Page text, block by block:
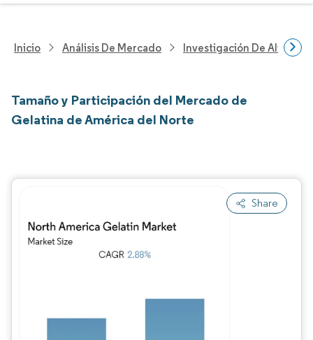
Inicio Análisis De Mercado Investigación De
Tamaño y Participación del Mercado de
Gelatina de América del Norte
Share